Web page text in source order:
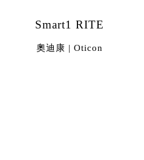
Smart1 RITE
奧迪康 | Oticon